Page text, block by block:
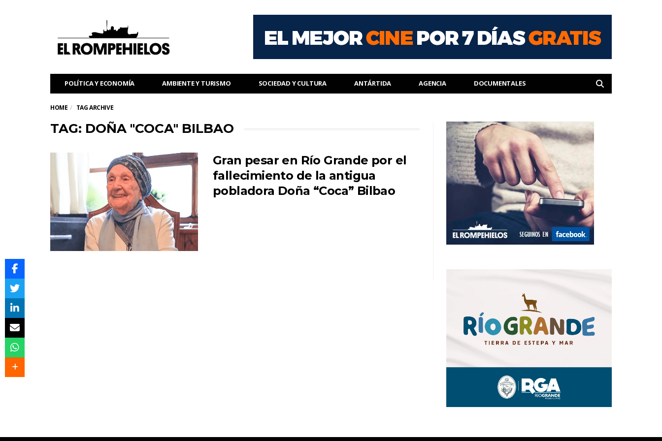
POLÍTICA Y ECONOMÍA AMBIENTE Y TURISMO SOCIEDAD Y CULTURA ANTÁRTIDA AGENCIA DOCUMENTALES
HOME TAG ARCHIVE
TAG: DOÑA "COCA" BILBAO
Gran pesar en Río Grande por el
fallecimiento de la antigua
pobladora Doña “Coca” Bilbao